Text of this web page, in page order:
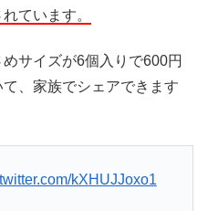
ています。
サイズが6個入りで600円
、家族でシェアできます
kXHUJJoxo1